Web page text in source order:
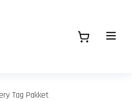
Tag Pakket